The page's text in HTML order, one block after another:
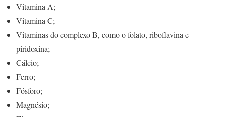
Vitamina A;
Vitamina C;
Vitaminas do complexo B, como o folato, riboflavina e
piridoxina;
Cálcio;
Ferro;
Fósforo;
Magnésio;